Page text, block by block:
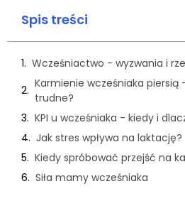
Spis treści
Wcześniactwo - wyzwania i
Karmienie wcześniaka piersią
trudne?
KPI u wcześniaka - kiedy i
Jak stres wpływa na laktację?
Kiedy spróbować przejść na
Siła mamy wcześniaka